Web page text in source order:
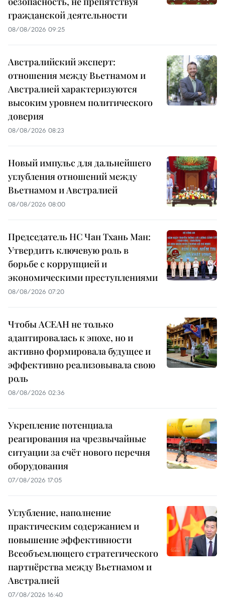
гражданской деятельности
08/08/2026 09:25
Австралийский эксперт:
отношения между Вьетнамом и
Австралией характеризуются
высоким уровнем политического
доверия
08/08/2026 08:23
Новый импульс для дальнейшего
углубления отношений между
Вьетнамом и Австралией
08/08/2026 08:00
Председатель НС Чан Тхань Ман:
Утвердить ключевую роль в
борьбе с коррупцией и
экономическими преступлениями
08/08/2026 07:20
Чтобы АСЕАН не только
адаптировалась к эпохе, но и
активно формировала будущее и
эффективно реализовывала свою
роль
08/08/2026 02:36
Укрепление потенциала
реагирования на чрезвычайные
ситуации за счёт нового перечня
оборудования
07/08/2026 17:05
Углубление, наполнение
практическим содержанием и
повышение эффективности
Всеобъемлющего стратегического
партнёрства между Вьетнамом и
Австралией
07/08/2026 16:40